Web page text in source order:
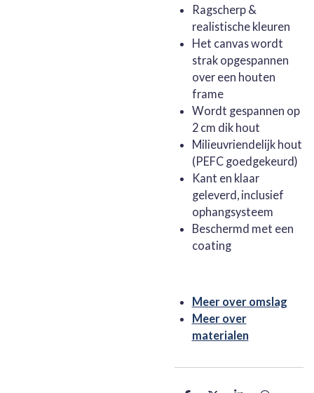
Ragscherp &
realistische kleuren
Het canvas wordt
strak opgespannen
over een houten
frame
Wordt gespannen op
2 cm dik hout
Milieuvriendelijk hout
(PEFC goedgekeurd)
Kant en klaar
geleverd, inclusief
ophangsysteem
Beschermd met een
coating
Meer over omslag
Meer over
materialen